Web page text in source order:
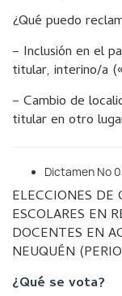
¿Qué puedo
– Inclusión en el
titular, interino/a
– Cambio de
titular en otro
Dictamen Nº
ELECCIONES DE
ESCOLARES EN
DOCENTES EN
NEUQUÉN
¿Qué se vota?